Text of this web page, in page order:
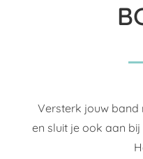
Versterk jouw band
en sluit je ook aan